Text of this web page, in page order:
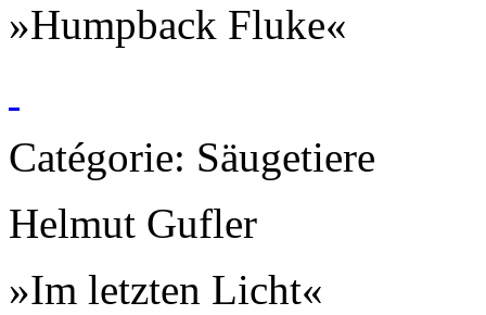
»Humpback Fluke«
Catégorie: Säugetiere
Helmut Gufler
»Im letzten Licht«